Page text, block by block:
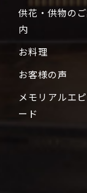
供花・供物の
内
お料理
お客様の声
メモリアルエ
ード